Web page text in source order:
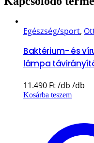
Egészség/sport,
Baktérium- és
lámpa
11.490 Ft
Kosárba teszem